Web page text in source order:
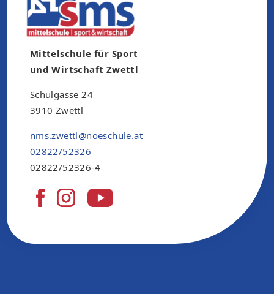
Mittelschule für Sport
und Wirtschaft Zwettl
Schulgasse 24
3910 Zwettl
nms.zwettl@noeschule.at
02822/52326
02822/52326-4